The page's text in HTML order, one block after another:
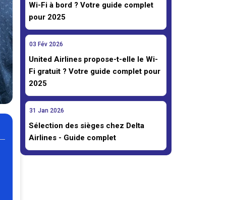
Wi-Fi à bord ? Votre guide complet
pour 2025
03 Fév 2026
United Airlines propose-t-elle le Wi-
Fi gratuit ? Votre guide complet pour
2025
31 Jan 2026
Sélection des sièges chez Delta
Airlines - Guide complet